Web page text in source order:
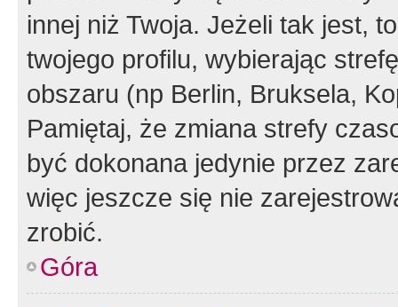
innej niż Twoja. Jeżeli tak jest,
twojego profilu, wybierając
obszaru (np Berlin, Bruksela,
Pamiętaj, że zmiana strefy
być dokonana jedynie przez
więc jeszcze się nie
zrobić.
Góra